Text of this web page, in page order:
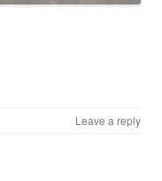
Leave a reply